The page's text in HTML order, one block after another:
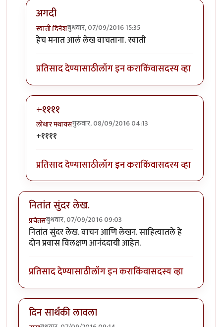
अगदी
स्वाती दिनेशबुधवार, 07/09/2016 15:35
In reply toलै भारी!byपैसा
हेच मनात आलं लेख वाचताना. स्वाती
प्रतिसाद देण्यासाठीलॉग इन कराकिंवासदस्य व्हा
+११११
लोथार मथायसगुरुवार, 08/09/2016 04:13
In reply to
+११११
प्रतिसाद देण्यासाठीलॉग इन कराकिंवासदस्य व्हा
नितांत सुंदर लेख.
प्रचेतसबुधवार, 07/09/2016 09:03
नितांत सुंदर लेख. वाचन आणि लेखन. साहित्यातले हे
दोन प्रवास विलक्षण आनंददायी आहेत.
प्रतिसाद देण्यासाठीलॉग इन कराकिंवासदस्य व्हा
दिन सार्थकी लावला